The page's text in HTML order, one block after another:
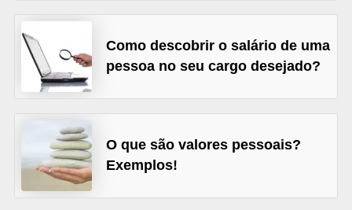
Como descobrir o salário de uma
pessoa no seu cargo desejado?
O que são valores pessoais?
Exemplos!
o
s
P
l